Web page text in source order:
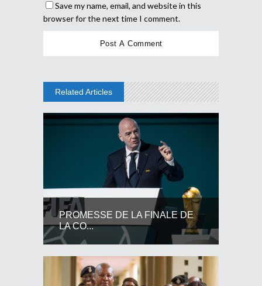
Save my name, email, and website in this
browser for the next time I comment.
Related Articles
PROMESSE DE LA FINALE DE
LA CO...